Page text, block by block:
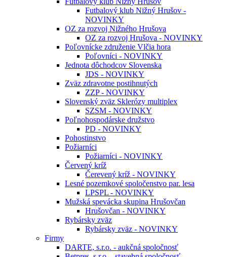
Futbalový klub Nižný Hrušov -
NOVINKY
OZ za rozvoj Nižného Hrušova
OZ za rozvoj Hrušova - NOVINKY
Poľovnícke združenie Vlčia hora
Poľovníci - NOVINKY
Jednota dôchodcov Slovenska
JDS - NOVINKY
Zväz zdravotne postihnutých
ZZP - NOVINKY
Slovenský zväz Sklerózy multiplex
SZSM - NOVINKY
Poľnohospodárske družstvo
PD - NOVINKY
Pohostinstvo
Požiarníci
Požiarníci - NOVINKY
Červený kríž
Čerevený kríž - NOVINKY
Lesné pozemkové spoločenstvo par. lesa
LPSPL - NOVINKY
Mužská spevácka skupina Hrušovčan
Hrušovčan - NOVINKY
Rybársky zväz
Rybársky zväz - NOVINKY
Firmy
DARTE, s.r.o. - aukčná spoločnosť